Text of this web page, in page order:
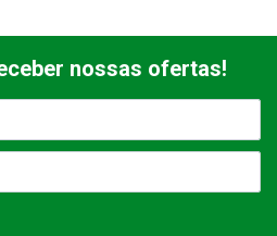
nossas ofertas!